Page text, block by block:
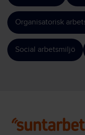
Organisatorisk
Social arbetsmiljö